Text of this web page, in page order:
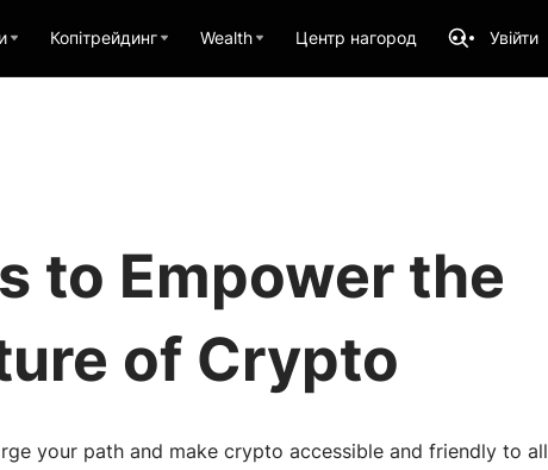
Копітрейдинг Wealth Центр нагород Увійти
to Empower the
of Crypto
your path and make crypto accessible and friendly to all